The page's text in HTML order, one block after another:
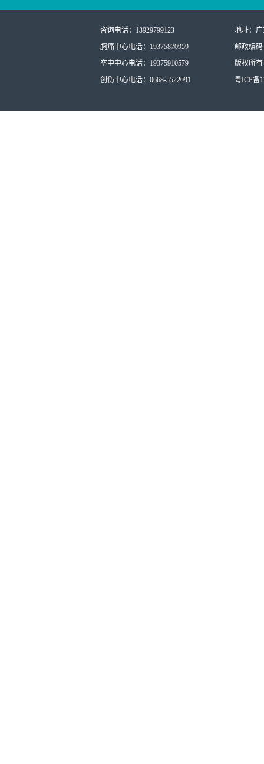
咨询电话：13929799123
胸痛中心电话：19375870959
卒中中心电话：19375910579
创伤中心电话：0668-5522091
地址：
邮政编码
版权所
粤ICP备